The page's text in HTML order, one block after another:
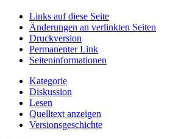
Links auf diese Seite
Änderungen an verlinkten Seiten
Druckversion
Permanenter Link
Seiten­­informationen
Kategorie
Diskussion
Lesen
Quelltext anzeigen
Versionsgeschichte